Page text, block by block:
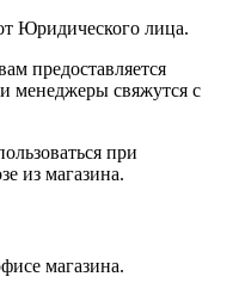
Юридического лица.
предоставляется
менеджеры свяжутся с
при
из магазина.
магазина.